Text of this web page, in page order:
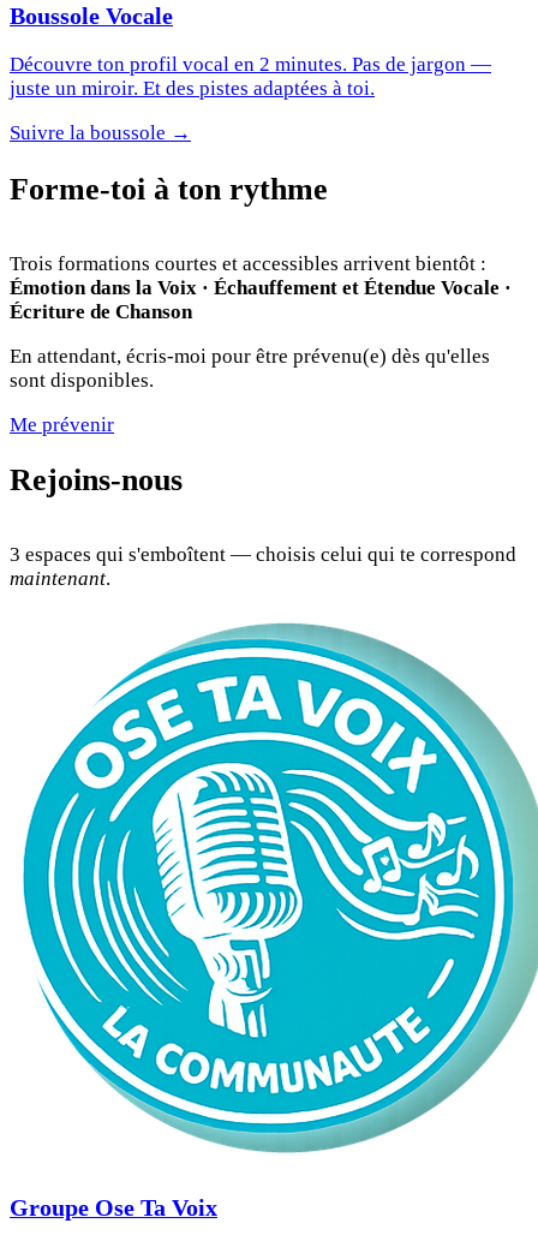
Boussole Vocale
Découvre ton profil vocal en 2 minutes. Pas de jargon —
juste un miroir. Et des pistes adaptées à toi.
Suivre la boussole →
Forme-toi à ton rythme
Trois formations courtes et accessibles arrivent bientôt :
Émotion dans la Voix · Échauffement et Étendue Vocale ·
Écriture de Chanson
En attendant, écris-moi pour être prévenu(e) dès qu'elles
sont disponibles.
Me prévenir
Rejoins-nous
3 espaces qui s'emboîtent — choisis celui qui te correspond
maintenant.
Groupe Ose Ta Voix